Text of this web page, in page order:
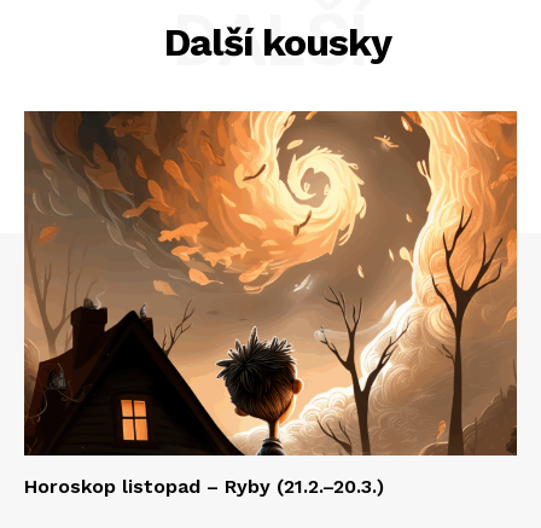
Další kousky
DALŠÍ
Horoskop listopad – Ryby (21.2.–20.3.)